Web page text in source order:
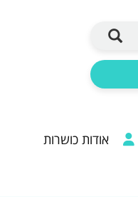
אודות כושרות